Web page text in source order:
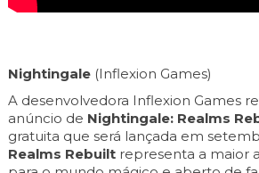
Nightingale(Inflexion Games)
A desenvolvedora Inflexion Games
anúncio de Nightingale: Realms
gratuita que será lançada em
Realms Rebuiltrepresenta a maior